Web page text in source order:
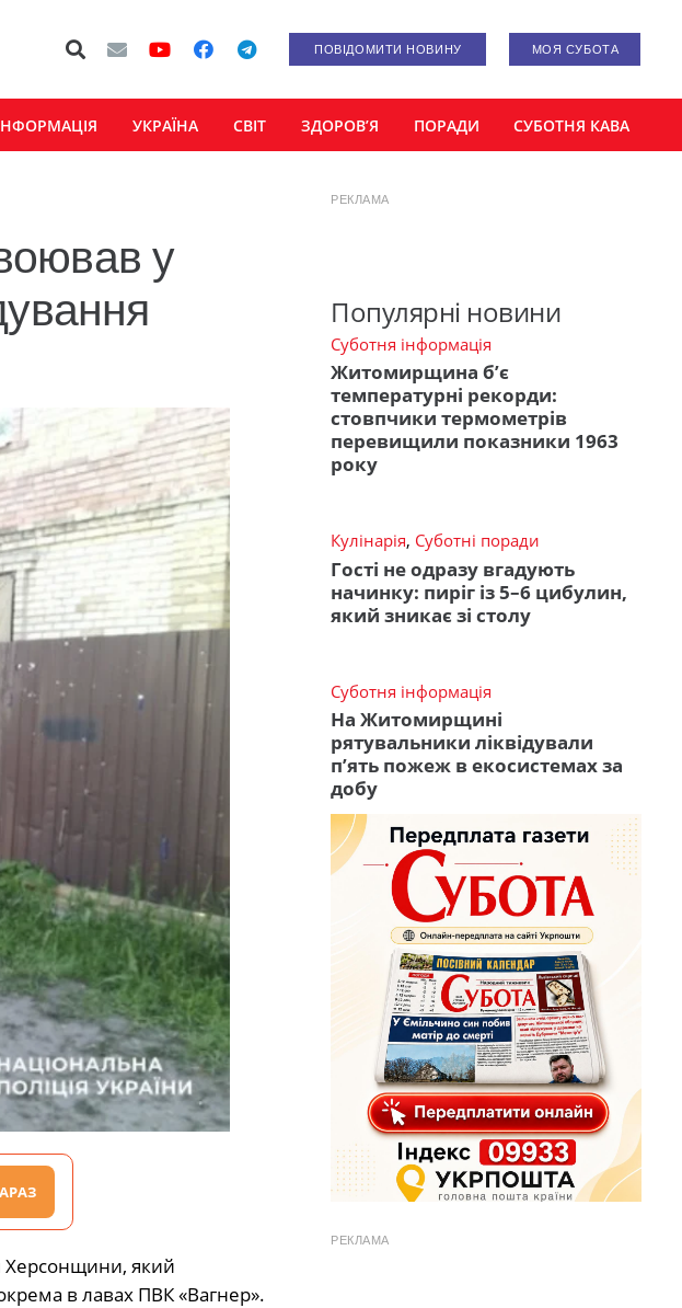
ПОВІДОМИТИ НОВИНУ МОЯ СУБОТА
УКРАЇНА СВІТ ЗДОРОВ’Я ПОРАДИ СУБОТНЯ КАВА
у
Херсонщини, який
в лавах ПВК «Вагнер».
РЕКЛАМА
Популярні новини
Суботня інформація
Житомирщина б’є
температурні рекорди:
стовпчики термометрів
перевищили показники 1963
року
Кулінарія, Суботні поради
Гості не одразу вгадують
начинку: пиріг із 5–6 цибулин,
який зникає зі столу
Суботня інформація
На Житомирщині
рятувальники ліквідували
п’ять пожеж в екосистемах за
добу
РЕКЛАМА